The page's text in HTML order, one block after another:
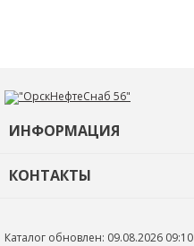
ИНФОРМАЦИЯ
О компании
КОНТАКТЫ
ons56@orskneftesnab.ru
Каталог обновлен: 09.08.2026 09:10